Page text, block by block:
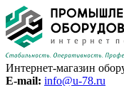
Интернет-магазин
E-mail: info@u-78.ru